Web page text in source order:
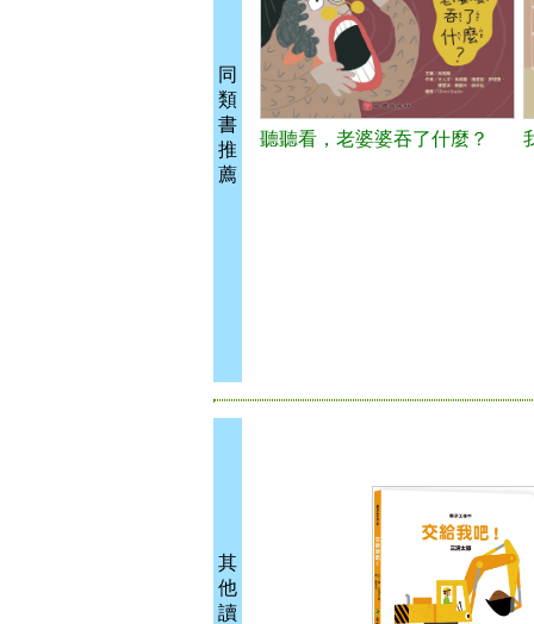
同
類
書
推
薦
聽聽看，老婆婆吞了什麼？
其
他
讀